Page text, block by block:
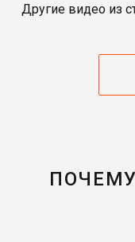
Другие видео из